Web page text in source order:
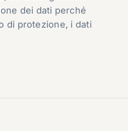
dei dati perché
di protezione, i dati